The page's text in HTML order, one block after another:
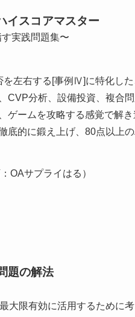
イスコアマスター
実践問題集〜
左右する[事例Ⅳ]に特化し
CVP分析、設備投資、複合
ゲームを攻略する感覚で解き
底的に鍛え上げ、80点以上
OAサプライはる）
題の解法
大限有効に活用するために